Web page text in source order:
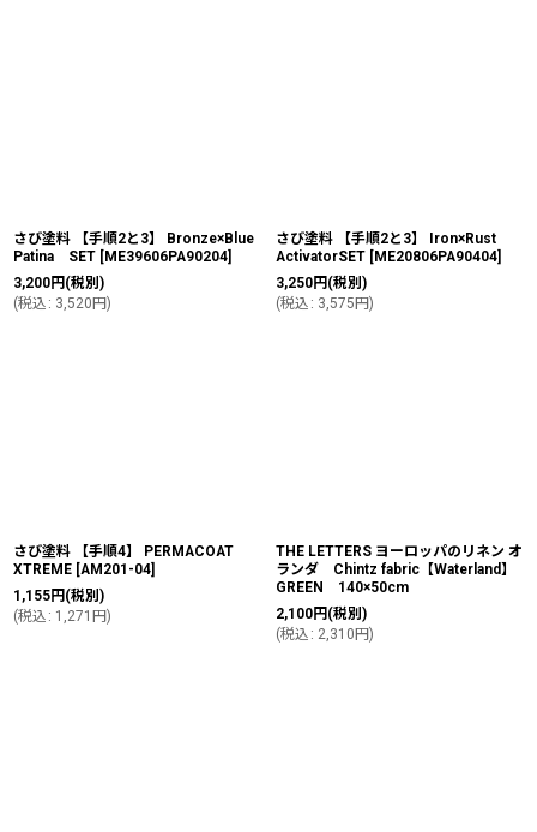
さび塗料 【手順2と3】 Bronze×Blue
Patina SET [ME39606PA90204]
3,200円 (税別)
(税込 : 3,520円)
さび塗料 【手順2と3】 Iron×Rust
ActivatorSET [ME20806PA90404]
3,250円 (税別)
(税込 : 3,575円)
さび塗料 【手順4】 PERMACOAT
XTREME [AM201-04]
1,155円 (税別)
(税込 : 1,271 円)
THE LETTERS ヨーロッパのリネン オ
ランダ Chintz fabric【Waterland】
GREEN 140×50cm
2,100円 (税別)
(税込 : 2,310円)